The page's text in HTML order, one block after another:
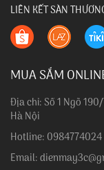
LIÊN KẾT SÀN
MUA SẮM
Địa chỉ: Số 1 Ngõ
Hà Nội
Hotline: 0984774024
Email: